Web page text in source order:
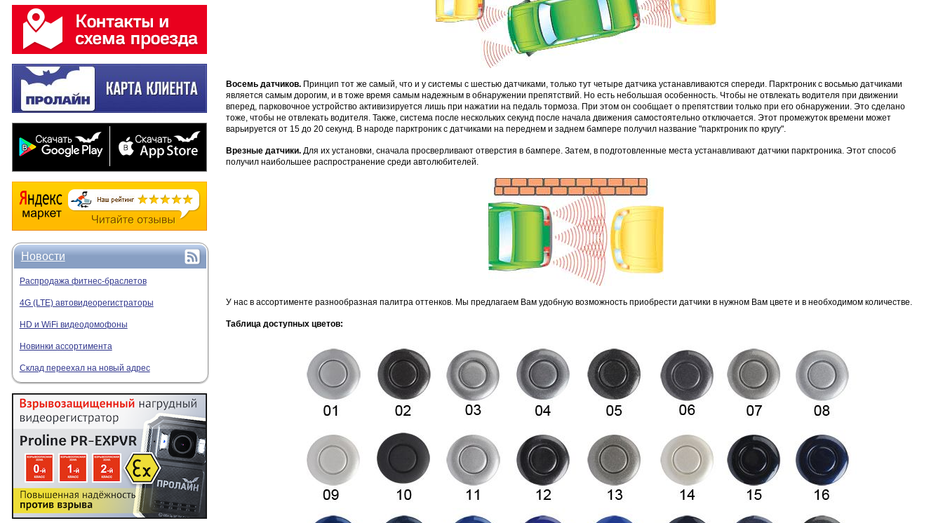
Новости
Распродажа фитнес-браслетов
4G (LTE) автовидеорегистраторы
HD и WiFi видеодомофоны
Новинки ассортимента
Склад переехал на новый адрес
Восемь датчиков.Принцип тот же самый, что и у системы с шестью датчиками, только тут четыре датчика устанавливаются спереди. Парктроник с восьмью датчиками
является самым дорогим, и в тоже время самым надежным в обнаружении препятствий. Но есть небольшая особенность. Чтобы не отвлекать водителя при движении
вперед, парковочное устройство активизируется лишь при нажатии на педаль тормоза. При этом он сообщает о препятствии только при его обнаружении. Это сделано
тоже, чтобы не отвлекать водителя. Также, система после нескольких секунд после начала движения самостоятельно отключается. Этот промежуток времени может
варьируется от 15 до 20 секунд. В народе парктроник с датчиками на переднем и заднем бампере получил название "парктроник по кругу".
Врезные датчики.Для их установки, сначала просверливают отверстия в бампере. Затем, в подготовленные места устанавливают датчики парктроника. Этот способ
получил наибольшее распространение среди автолюбителей.
У нас в ассортименте разнообразная палитра оттенков. Мы предлагаем Вам удобную возможность приобрести датчики в нужном Вам цвете и в необходимом количестве.
Таблица доступных цветов: